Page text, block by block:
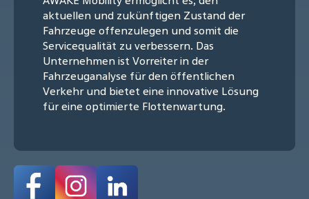
aktuellen und zukünftigen Zustand der
Fahrzeuge offenzulegen und somit die
Servicequalität zu verbessern. Das
Unternehmen ist Vorreiter in der
Fahrzeuganalyse für den öffentlichen
Verkehr und bietet eine innovative Lösung
für eine optimierte Flottenwartung.